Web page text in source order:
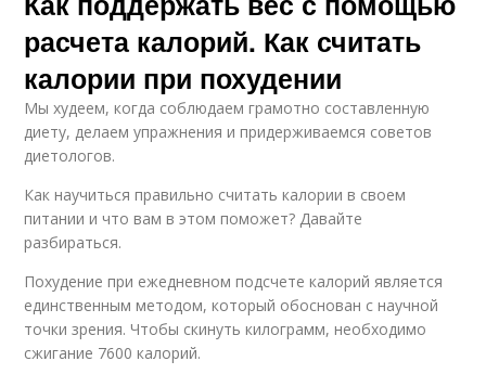
расчета калорий. Как считать
калории при похудении
Мы худеем, когда соблюдаем грамотно составленную
диету, делаем упражнения и придерживаемся советов
диетологов.
Как научиться правильно считать калории в своем
питании и что вам в этом поможет? Давайте
разбираться.
Похудение при ежедневном подсчете калорий является
единственным методом, который обоснован с научной
точки зрения. Чтобы скинуть килограмм, необходимо
сжигание 7600 калорий.